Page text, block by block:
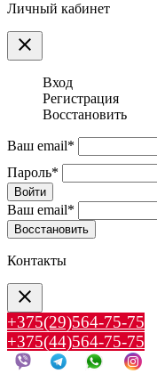
Личный кабинет
clear
Вход
Регистрация
Восстановить
Ваш email*
Пароль*
Войти
Ваш email*
Воcстановить
Контакты
clear
+375(29)564-75-75
+375(44)564-75-75